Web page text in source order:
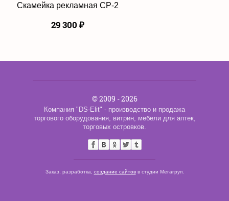
Скамейка рекламная СР-2
29 300 ₽
© 2009 - 2026
Компания "DS-Elit" - производство и продажа
торгового оборудования, витрин, мебели для аптек,
торговых островков.
Заказ, разработка, создание сайтовв студии Мегагруп.